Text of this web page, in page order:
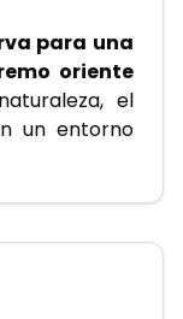
para una
oriente
el
un entorno